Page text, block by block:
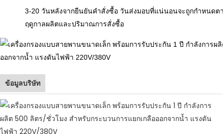
3-20 วันหลังจากยืนยันคำสั่งซื้อ วันส่งมอบที่แน่นอนจะถูกกำหนดต
ฤดูกาลผลิตและปริมาณการสั่งซื้อ
ข้อมูลบริษัท